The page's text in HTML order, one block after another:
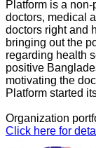
Platform is a
doctors, medical
doctors right and
bringing out the
regarding health
positive
motivating the
Platform started
Organization
Click here for